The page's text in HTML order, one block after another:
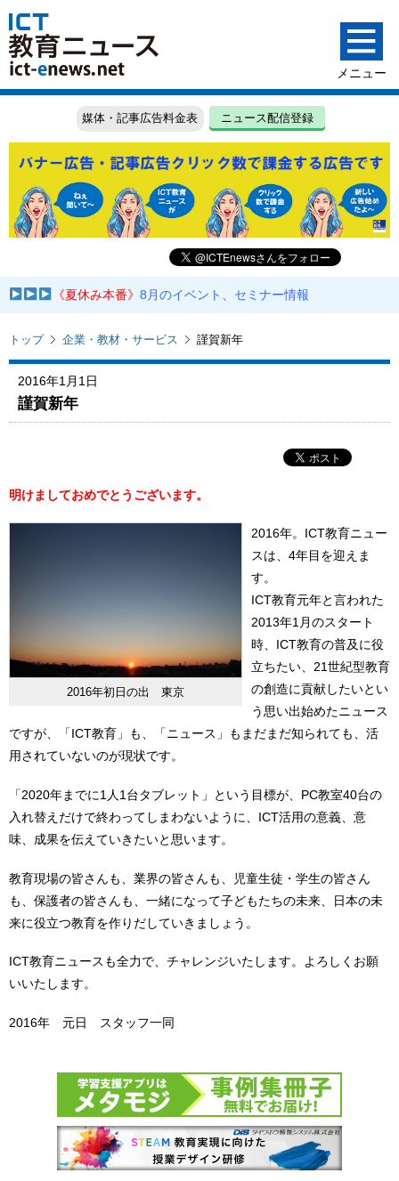
媒体・記事広告料金表 ニュース配信登録
《夏休み本番》8月のイベント、セミナー情報
トップ 企業・教材・サービス 謹賀新年
2016年1月1日
謹賀新年
明けましておめでとうございます。
2016年初日の出 東京
2016年。ICT教育ニュー
スは、4年目を迎えま
す。
ICT教育元年と言われた
2013年1月のスタート
時、ICT教育の普及に役
立ちたい、21世紀型教育
の創造に貢献したいとい
う思い出始めたニュース
ですが、「ICT教育」も、「ニュース」もまだまだ知られても、活
用されていないのが現状です。
「2020年までに1人1台タブレット」という目標が、PC教室40台の
入れ替えだけで終わってしまわないように、ICT活用の意義、意
味、成果を伝えていきたいと思います。
教育現場の皆さんも、業界の皆さんも、児童生徒・学生の皆さん
も、保護者の皆さんも、一緒になって子どもたちの未来、日本の未
来に役立つ教育を作りだしていきましょう。
ICT教育ニュースも全力で、チャレンジいたします。よろしくお願
いいたします。
2016年 元日 スタッフ一同